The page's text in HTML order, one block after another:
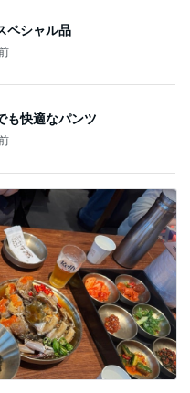
ペシャル品
も快適なパンツ